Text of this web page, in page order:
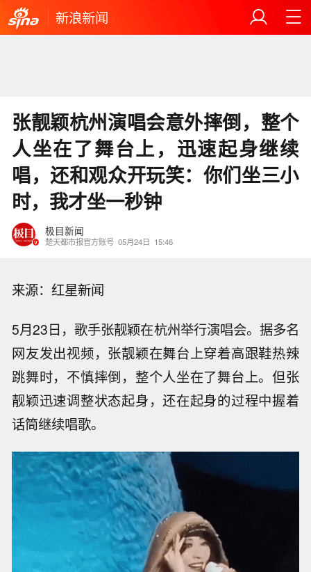
新浪新闻
张靓颖杭州演唱会意外摔倒，整个
人坐在了舞台上，迅速起身继续
唱，还和观众开玩笑：你们坐三小
时，我才坐一秒钟
极目新闻
楚天都市报官方账号 05月24日 15:46
来源：红星新闻
5月23日，歌手张靓颖在杭州举行演唱会。据多名
网友发出视频，张靓颖在舞台上穿着高跟鞋热辣
跳舞时，不慎摔倒，整个人坐在了舞台上。但张
靓颖迅速调整状态起身，还在起身的过程中握着
话筒继续唱歌。